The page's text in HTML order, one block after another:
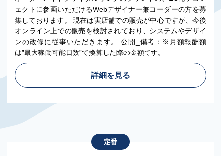
ェクトに参画いただけるWebデザイナー兼コーダーの方を募
集しております。 現在は実店舗での販売が中心ですが、今後
オンライン上での販売を検討されており、システムやデザイ
ンの改修に従事いただきます。 公開_備考：※月額報酬額
は”最大稼働可能日数”で換算した際の金額です。
詳細を見る
定番